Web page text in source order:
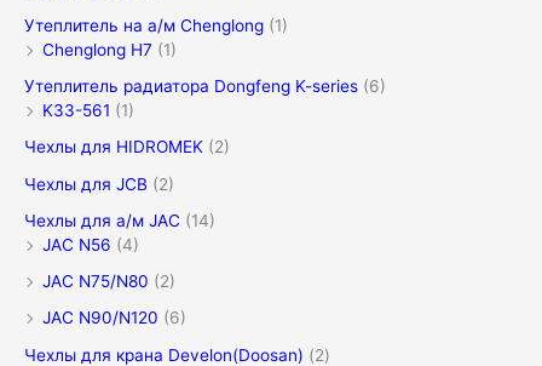
Утеплитель на а/м Chenglong (1)
Chenglong H7 (1)
Утеплитель радиатора Dongfeng K-series (6)
K33-561 (1)
Чехлы для HIDROMEK (2)
Чехлы для JCB (2)
Чехлы для а/м JAC (14)
JAC N56 (4)
JAC N75/N80 (2)
JAC N90/N120 (6)
Чехлы для крана Develon(Doosan) (2)